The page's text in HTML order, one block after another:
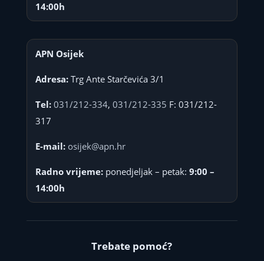
14:00h
APN Osijek
Adresa:Trg Ante Starčevića 3/1
Tel: 031/212-334, 031/212-335 F: 031/212-
317
E-mail: osijek@apn.hr
Radno vrijeme:ponedjeljak – petak: 9:00 –
14:00h
Trebate pomoć?